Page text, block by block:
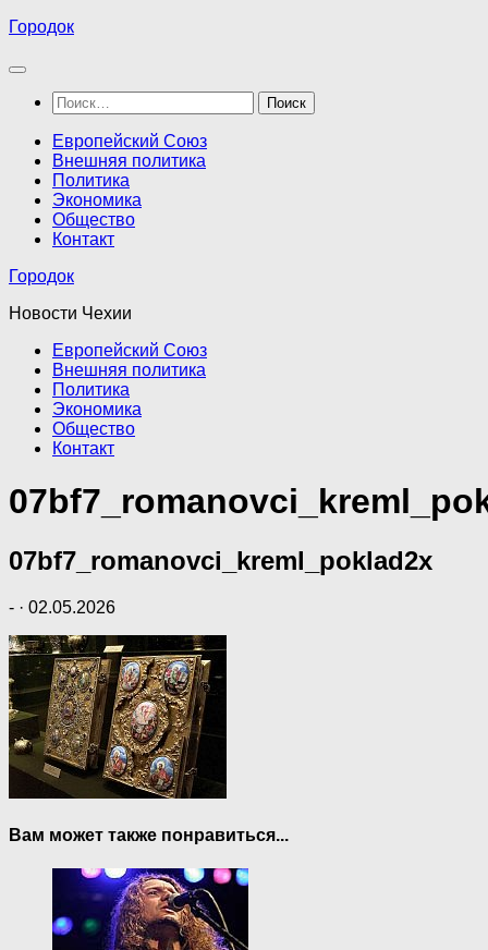
Перейти
содержимому
Городок
Найти:
Европейский Союз
Внешняя политика
Политика
Экономика
Общество
Контакт
Городок
Новости Чехии
Европейский Союз
Внешняя политика
Политика
Экономика
Общество
Контакт
07bf7_romanovci_kreml_poklad2x
- · 02.05.2026
Вам может также понравиться...